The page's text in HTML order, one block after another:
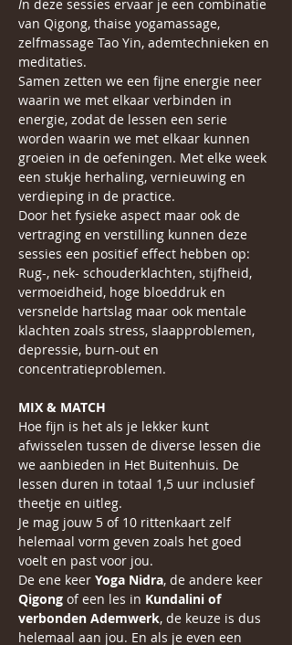
In deze sessies ervaar je een combinatie
van Qigong, thaise yogamassage,
zelfmassage Tao Yin, ademtechnieken en
meditaties.
Samen zetten we een fijne energie neer
waarin we met elkaar verbinden in
energie, zodat de lessen een serie
worden waarin we met elkaar kunnen
groeien in de oefeningen. Met elke week
een stukje herhaling, vernieuwing en
verdieping in de practice.
Door het fysieke aspect maar ook de
vertraging en verstilling kunnen deze
sessies een positief effect hebben op:
Rug-, nek- schouderklachten, stijfheid,
vermoeidheid, hoge bloeddruk en
versnelde hartslag maar ook mentale
klachten zoals stress, slaapproblemen,
depressie, burn-out en
concentratieproblemen.
MIX & MATCH
Hoe fijn is het als je lekker kunt
afwisselen tussen de diverse lessen die
we aanbieden in Het Buitenhuis. De
lessen duren in totaal 1,5 uur inclusief
theetje en uitleg.
Je mag jouw 5 of 10 rittenkaart zelf
helemaal vorm geven zoals het goed
voelt en past voor jou.
De ene keer Yoga Nidra, de andere keer
Qigong of een les in Kundalini of
verbonden Ademwerk, de keuze is dus
helemaal aan jou. En als je even een